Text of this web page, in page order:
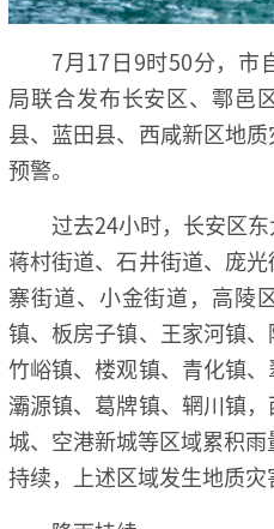
7月17日9时50分，市
局联合发布长安区、鄠邑
县、蓝田县、西咸新区地质
预警。
过去24小时，长安区
蒋村街道、石井街道、庞
寨街道、小金街道，高陵
镇、板房子镇、王家河镇、
竹峪镇、楼观镇、青化镇、
灞源镇、葛牌镇、辋川镇
城、空港新城等区域累积
持续，上述区域发生地质灾